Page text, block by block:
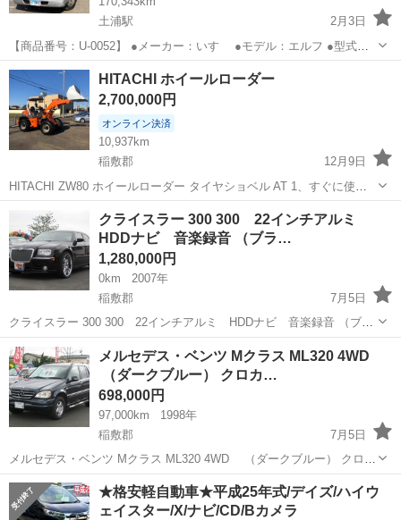
土浦駅
2月3日
【商品番号：U-0052】 ●メーカー：いすゞ ●モデル：エルフ ●型式：
PB-NKR81AN ●走行距離：１７０，３４３km ●最大積載量：５００kg
●初度登録年月：平成１８年１月 ●乗車定員：３人 ●原...
茨城 稲敷郡 その他 NKR
HITACHI ホイールローダー
2,700,000円
オンライン決済
10,937km
稲敷郡
12月9日
HITACHI ZW80 ホイールローダー タイヤショベル AT 1、すぐに使え
ます。 2、エンジンとシリンダーの油漏れは無いです。 3、オートマで
す。 4、ちゃんと動作確認済みです。 5、型式 ZW80 ...
その他
クライスラー 300 300 22インチアルミ
HDDナビ 音楽録音 （ブラ…
1,280,000円
0km
2007年
稲敷郡
7月5日
クライスラー 300 300 22インチアルミ HDDナビ 音楽録音 （ブラ
ック） セダン 本体価格 1,280,000円 支払総額 1,380,000円 年式(製造
年):2007(H19) 走行距離:不明 修復歴:な...
茨城 稲敷郡
メルセデス・ベンツ Mクラス ML320 4WD
（ダークブルー） クロカ…
698,000円
97,000km
1998年
稲敷郡
7月5日
メルセデス・ベンツ Mクラス ML320 4WD （ダークブルー） クロカ
ン・ＳＵＶ 本体価格 698,000円 支払総額 798,000円 年式(初度登録
年):1998(H10) 走行距離:9.7万km 修復歴:な...
茨城 稲敷郡 その他 ML320
★格安軽自動車★平成25年式/デイズ/ハイウ
ェイスター/X/ナビ/CD/Bカメラ